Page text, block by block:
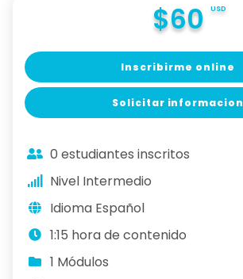
$60 USD
Inscribirme online
Solicitar informacion
0 estudiantes inscritos
Nivel Intermedio
Idioma Español
1:15 hora de contenido
1 Módulos